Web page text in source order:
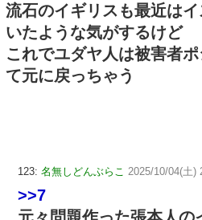
流石のイギリスも最近は
いたような気がするけど
これでユダヤ人は被害者
て元に戻っちゃう
123: 名無しどんぶらこ 2025/10/04(土)
>>7